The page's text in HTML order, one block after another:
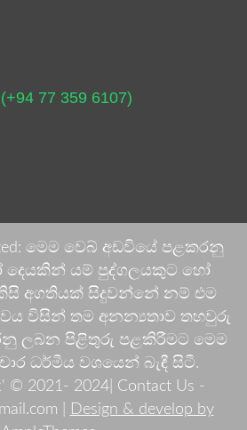
77 359 6107)
මෙම වෙබ් අඩවියේ පළකරනු
යම් පුද්ගලයකුට හෝ
අගතියක් සිදුවන්නේ නම් එම
විසින් තම අනන්‍යතාව තහවුරු
ලබන පිළිතුරු පළකිරීමට මෙම
ධර්මීය වශයෙන් බැඳී සිටී.
© 2021- 2024| Contact Us -
|
Design & develop by